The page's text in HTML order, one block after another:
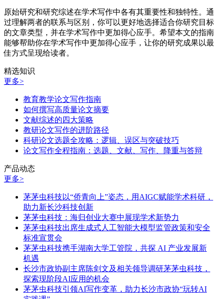
原始研究和研究综述在学术写作中各有其重要性和独特性。通
过理解两者的联系与区别，你可以更好地选择适合你研究目标
的文章类型，并在学术写作中更加得心应手。希望本文的指南
能够帮助你在学术写作中更加得心应手，让你的研究成果以最
佳方式呈现给读者。
精选知识
更多>
教育教学论文写作指南
如何撰写高质量论文摘要
文献综述的四大策略
教研论文写作的进阶路径
科研论文选题全攻略：逻辑、误区与突破技巧
论文写作全程指南：选题、文献、写作、降重与答辩
产品动态
更多>
茅茅虫科技以“侨青向上”姿态，用AIGC赋能学术科研，
助力新长沙科技创新
茅茅虫科技：海归创业大赛中展现学术新势力
茅茅虫科技出席生成式人工智能大模型监管政策和安全
标准宣贯会
茅茅虫科技携手湖南大学工管院，共探 AI 产业发展新
机遇
长沙市政协副主席陈剑文及相关领导调研茅茅虫科技，
探索现阶段AI应用的机会
茅茅虫科技引领AI写作变革，助力长沙市政协“玩转AI